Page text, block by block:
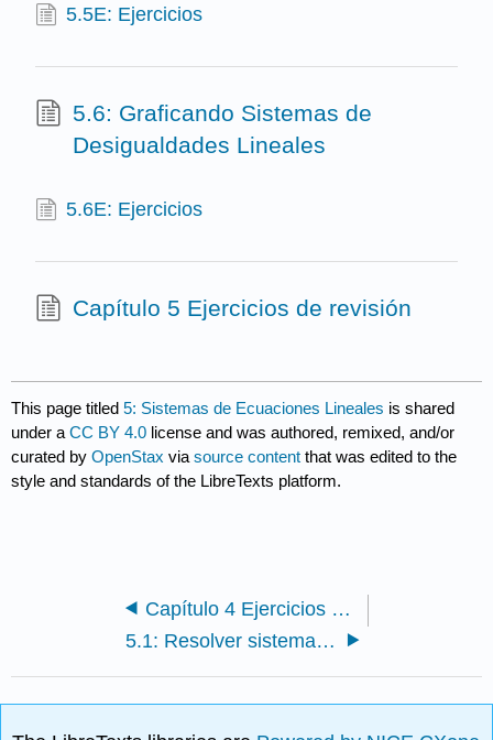
5.5E: Ejercicios
5.6: Graficando Sistemas de
Desigualdades Lineales
5.6E: Ejercicios
Capítulo 5 Ejercicios de revisión
This page titled5: Sistemas de Ecuaciones Lineales is shared
under aCC BY 4.0 license and was authored, remixed, and/or
curated byOpenStax viasource content that was edited to the
style and standards of the LibreTexts platform.
Capítulo 4 Ejercicios de revisión
5.1: Resolver sistemas de ecuaciones mediante gráficos